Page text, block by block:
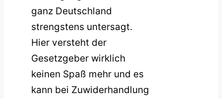
ganz Deutschland
strengstens untersagt.
Hier versteht der
Gesetzgeber wirklich
keinen Spaß mehr und es
kann bei Zuwiderhandlung